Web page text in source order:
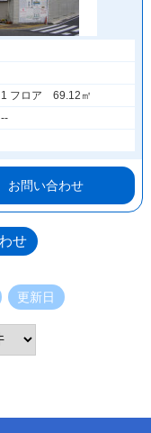
1 フロア 69.12㎡
--
お問い合わせ
更新日